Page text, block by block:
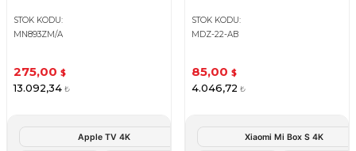
STOK KODU
MN893ZM/A
275,00 $
13.092,34 ₺
Apple TV 4K
STOK KODU
MDZ-22-AB
85,00 $
4.046,72 ₺
Xiaomi Mi Box S 4K